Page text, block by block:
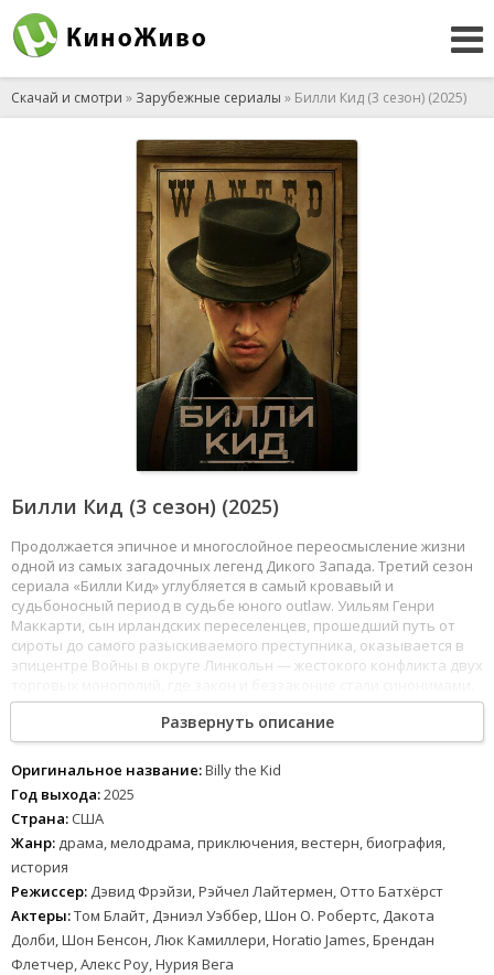
Скачай и смотри » Зарубежные сериалы » Билли Кид (3 сезон) (2025)
Билли Кид (3 сезон) (2025)
Продолжается эпичное и многослойное переосмысление жизни
одной из самых загадочных легенд Дикого Запада. Третий сезон
сериала «Билли Кид» углубляется в самый кровавый и
судьбоносный период в судьбе юного outlaw. Уильям Генри
Маккарти, сын ирландских переселенцев, прошедший путь от
сироты до самого разыскиваемого преступника, оказывается в
эпицентре Войны в округе Линкольн — жестокого конфликта двух
Теперь Билли — не просто беглый вор, а пешка и одновременно
игрок в смертельной игре взрослых мужчин, где ставкой являются
деньги, власть и сама жизнь.
Однако за громкой славой бесстрашного стрелка и грозного
бандита скрывается сложная личность, разрываемая между
жаждой свободы и тяжестью своего выбора. Создатели сериала
мастерски балансируют на стыке масштабных приключенческих
баталий и интимной драмы человека, пытающегося выжить в
мире, где у него нет ни семьи, ни дома. Новые серии обещают
раскрыть еще больше деталей о его непростых отношениях с
наставником Джоном Макки, показать судьбоносные повороты и
трудные союзы, которые навсегда впишут имя Билли Кида в
учебники истории и народный фольклор.
Развернуть описание
Оригинальное название:Billy the Kid
Год выхода:2025
Страна: США
Жанр: драма, мелодрама, приключения, вестерн, биография,
история
Режиссер: Дэвид Фрэйзи, Рэйчел Лайтермен, Отто Батхёрст
Актеры:Том Блайт, Дэниэл Уэббер, Шон О. Робертс, Дакота
Долби, Шон Бенсон, Люк Камиллери, Horatio James, Брендан
Флетчер, Алекс Роу, Нурия Вега